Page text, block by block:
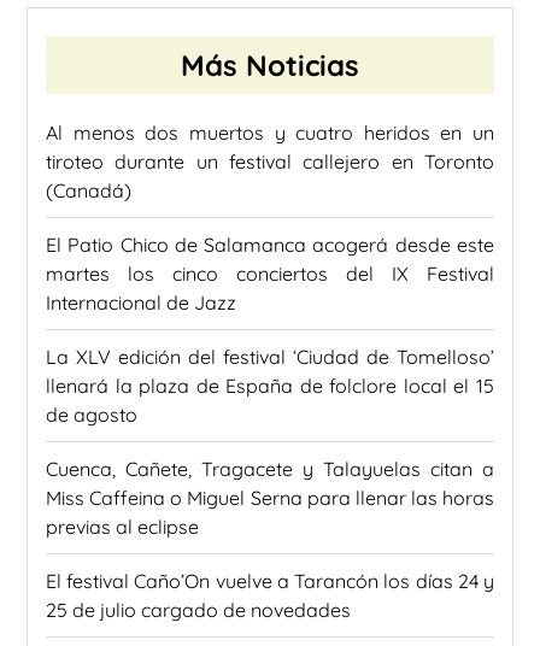
Más Noticias
Al menos dos muertos y cuatro heridos en un
tiroteo durante un festival callejero en Toronto
(Canadá)
El Patio Chico de Salamanca acogerá desde este
martes los cinco conciertos del IX Festival
Internacional de Jazz
La XLV edición del festival ‘Ciudad de Tomelloso’
llenará la plaza de España de folclore local el 15
de agosto
Cuenca, Cañete, Tragacete y Talayuelas citan a
Miss Caffeina o Miguel Serna para llenar las horas
previas al eclipse
El festival Caño’On vuelve a Tarancón los días 24 y
25 de julio cargado de novedades